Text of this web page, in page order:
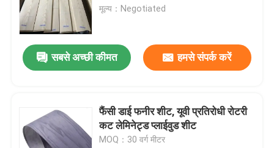
मूल्य：Negotiated
सबसे अच्छी कीमत हमसे संपर्क करें
फैंसी डाई फनीर शीट, यूवी प्रतिरोधी रोटरी
कट लेमिनेट्ड प्लाईवुड शीट
MOQ：30 वर्ग मीटर